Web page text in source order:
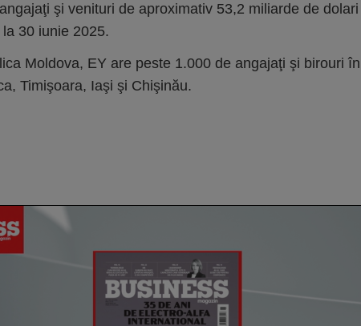
şi venituri de aproximativ 53,2 miliarde de dolari
30 iunie 2025.
Moldova, EY are peste 1.000 de angajaţi şi birouri în
Timişoara, Iaşi şi Chişinău.